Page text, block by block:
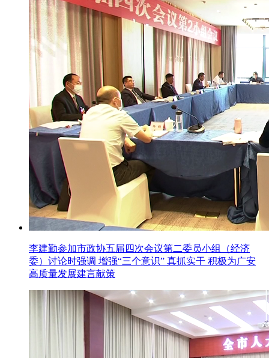
李建勤参加市政协五届四次会议第二委员小组（经济
委）讨论时强调 增强“三个意识” 真抓实干 积极为广安
高质量发展建言献策